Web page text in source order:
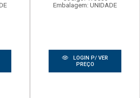
Embalagem: UNIDADE
LOGIN P/ VER
PREÇO